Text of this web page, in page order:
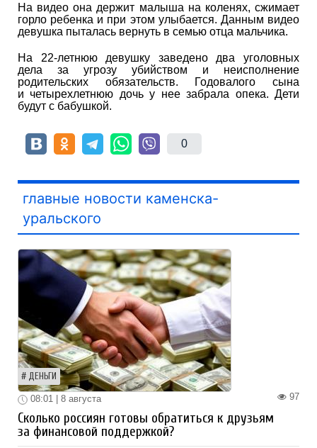
На видео она держит малыша на коленях, сжимает
горло ребенка и при этом улыбается. Данным видео
девушка пыталась вернуть в семью отца мальчика.
На 22-летнюю девушку заведено два уголовных
дела за угрозу убийством и неисполнение
родительских обязательств. Годовалого сына
и четырехлетнюю дочь у нее забрала опека. Дети
будут с бабушкой.
0
главные новости каменска-
уральского
ДЕНЬГИ
97
08:01 | 8 августа
Сколько россиян готовы обратиться к друзьям
за финансовой поддержкой?